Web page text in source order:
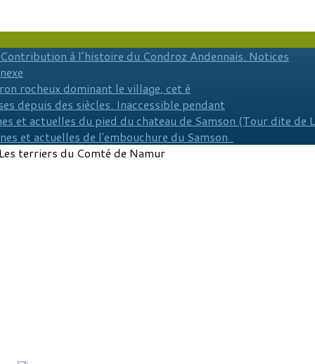
à l’histoire du Condroz Andennais. Notices
rocheux dominant le village, cet é
depuis des siècles. Inaccessible pendant
et actuelles du pied du chateau de Samson (Tour dite de
et actuelles de l'embouchure du Samson
terriers du Comté de Namur